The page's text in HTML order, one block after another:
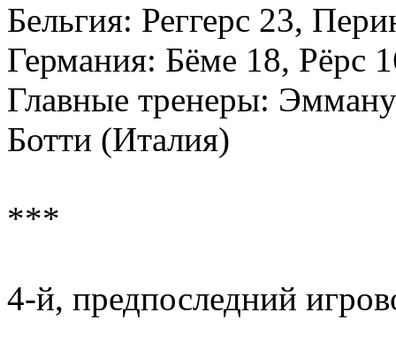
Бельгия: Реггерс 23,
Германия: Бёме 18, Рёрс
Главные тренеры:
Ботти (Италия)
***
4-й, предпоследний